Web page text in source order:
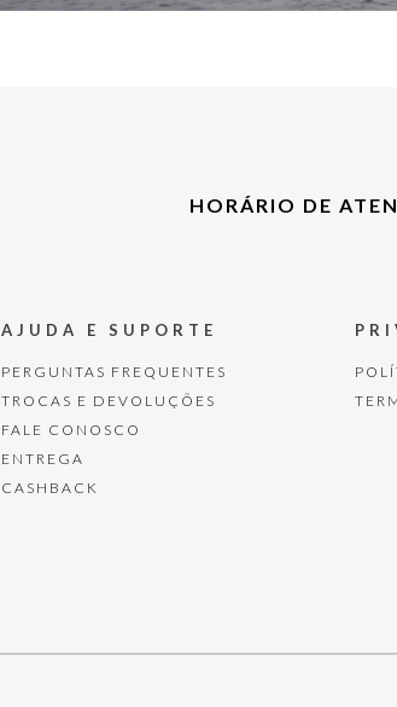
HORÁRIO DE
AJUDA E SUPORTE
PERGUNTAS FREQUENTES
TROCAS E DEVOLUÇÕES
FALE CONOSCO
ENTREGA
CASHBACK